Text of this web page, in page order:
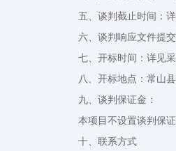
五、谈判截止时间：
六、谈判响应文件提
七、开标时间：详见
八、开标地点：常山
九、谈判保证金：
本项目不设置谈判保证
十、联系方式